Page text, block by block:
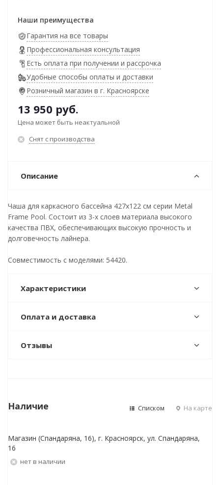
Наши преимущества
Гарантия на все товары
Профессиональная консультация
Есть оплата при получении и рассрочка
Удобные способы оплаты и доставки
Розничный магазин в г. Красноярске
13 950 руб.
Цена может быть неактуальной
Снят с производства
Описание
Чаша для каркасного бассейна 427x122 см серии Metal
Frame Pool. Состоит из 3-х слоев материала высокого
качества ПВХ, обеспечивающих высокую прочность и
долговечность лайнера.
Совместимость с моделями: 54420.
Характеристики
Оплата и доставка
Отзывы
Наличие Списком На карте
Магазин (Спандаряна, 16), г. Красноярск, ул. Спандаряна,
16
Нет в наличии